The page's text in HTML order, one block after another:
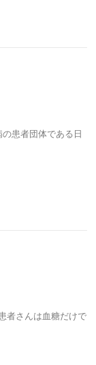
患者団体である日
者さんは血糖だけで